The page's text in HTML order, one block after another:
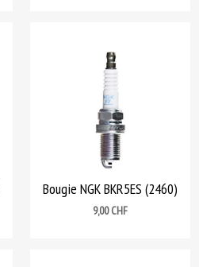
Bougie NGK BKR5ES (2460)
Prix
9,00 CHF